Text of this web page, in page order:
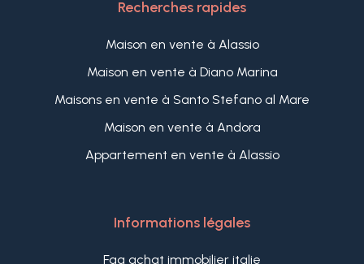
Recherches rapides
Maison en vente à Alassio
Maison en vente à Diano Marina
Maisons en vente à Santo Stefano al Mare
Maison en vente à Andora
Appartement en vente à Alassio
Informations légales
Faq achat immobilier italie